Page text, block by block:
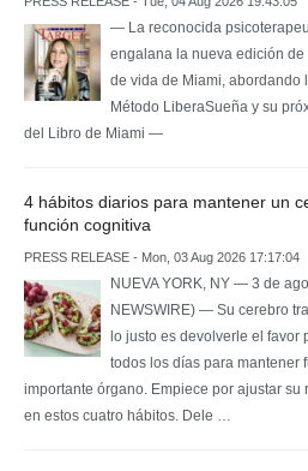
— La reconocida
engalana la nueva edición
de vida de Miami, abordando
Método LiberaSueña y su
del Libro de Miami —
4 hábitos diarios para mantener un
función cognitiva
PRESS RELEASE - Mon, 03 Aug 2026 17:17:04
NUEVA YORK, NY — 3 de
NEWSWIRE) — Su cerebro
lo justo es devolverle el favor
todos los días para mantener
importante órgano. Empiece por ajustar su
en estos cuatro hábitos. Dele …